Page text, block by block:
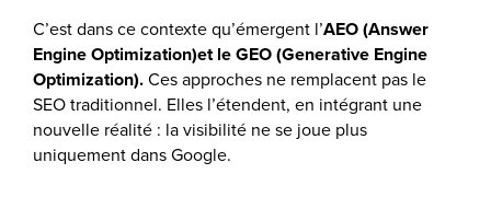
C’est dans ce contexte qu’émergent l’AEO (Answer
Engine Optimization)et leGEO (Generative Engine
Optimization).Ces approches ne remplacent pas le
SEO traditionnel. Elles l’étendent, en intégrant une
nouvelle réalité : la visibilité ne se joue plus
uniquement dans Google.